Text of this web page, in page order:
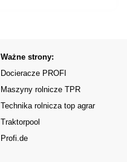
Ważne strony:
Docieracze PROFI
Maszyny rolnicze TPR
Technika rolnicza top agrar
Traktorpool
Profi.de